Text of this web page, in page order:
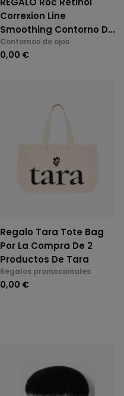
Correxion Line
Smoothing Contorno De
Ojos 15 Ml Al Comprar
Deep Wrinkle SPF 30 O
Contornos de ojos
0,00 €
Regalo Tara Tote Bag
Por La Compra De 2
Productos De Tara
Regalos promocionales
0,00 €